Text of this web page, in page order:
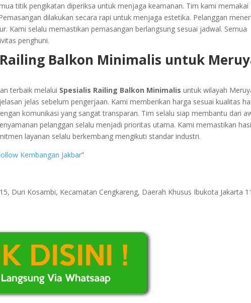
titik pengikatan diperiksa untuk menjaga keamanan. Tim kami memakai
dilakukan secara rapi untuk menjaga estetika. Pelanggan
Kami selalu memastikan pemasangan berlangsung sesuai jadwal. Semua
penghuni.
Balkon Minimalis untuk
terbaik melalui Spesialis Railing Balkon Minimalis untuk wilayah
jelas sebelum pengerjaan. Kami memberikan harga sesuai kualitas
komunikasi yang sangat transparan. Tim selalu siap membantu dari
pelanggan selalu menjadi prioritas utama. Kami memastikan
layanan selalu berkembang mengikuti standar industri.
Kembangan Jakbar”
Duri Kosambi, Kecamatan Cengkareng, Daerah Khusus Ibukota Jakarta